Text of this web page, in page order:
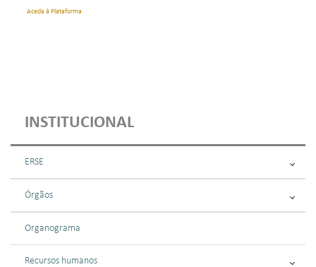
INSTITUCIONAL
ERSE
Órgãos
Organograma
Recursos humanos
Aceda à Plataforma